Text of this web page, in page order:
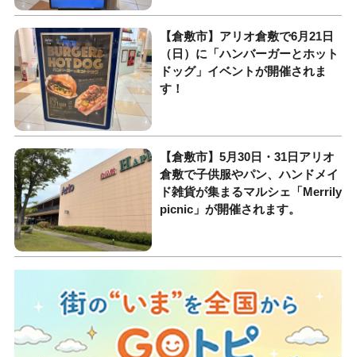
【倉敷市】アリオ倉敷で6月21日
（日）に「ハンバーガーとホット
ドッグ」イベントが開催されま
す！
【倉敷市】5月30日・31日アリオ
倉敷で子供服やパン、ハンドメイ
ド雑貨が集まるマルシェ「Merrily
picnic」が開催されます。